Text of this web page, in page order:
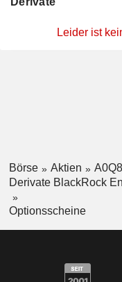
Leider ist
Börse Aktien
Derivate BlackRock
Optionsscheine